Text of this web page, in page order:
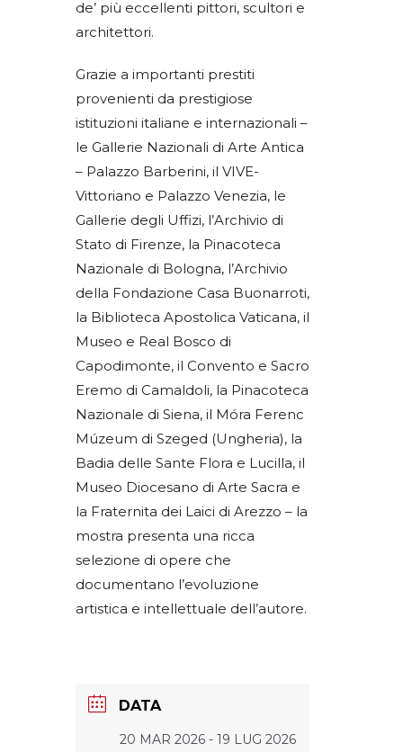
de’ più eccellenti pittori, scultori e
architettori.
Grazie a importanti prestiti
provenienti da prestigiose
istituzioni italiane e internazionali –
le Gallerie Nazionali di Arte Antica
– Palazzo Barberini, il VIVE-
Vittoriano e Palazzo Venezia, le
Gallerie degli Uffizi, l’Archivio di
Stato di Firenze, la Pinacoteca
Nazionale di Bologna, l’Archivio
della Fondazione Casa Buonarroti,
la Biblioteca Apostolica Vaticana, il
Museo e Real Bosco di
Capodimonte, il Convento e Sacro
Eremo di Camaldoli, la Pinacoteca
Nazionale di Siena, il Móra Ferenc
Múzeum di Szeged (Ungheria), la
Badia delle Sante Flora e Lucilla, il
Museo Diocesano di Arte Sacra e
la Fraternita dei Laici di Arezzo – la
mostra presenta una ricca
selezione di opere che
documentano l’evoluzione
artistica e intellettuale dell’autore.
DATA
20 MAR 2026 - 19 LUG 2026